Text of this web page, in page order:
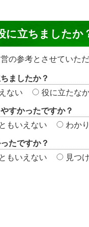
に立ちましたか
の参考とさせていただ
ましたか？
ない 役に立たな
すかったですか？
もいえない わか
たですか？
もいえない 見つ